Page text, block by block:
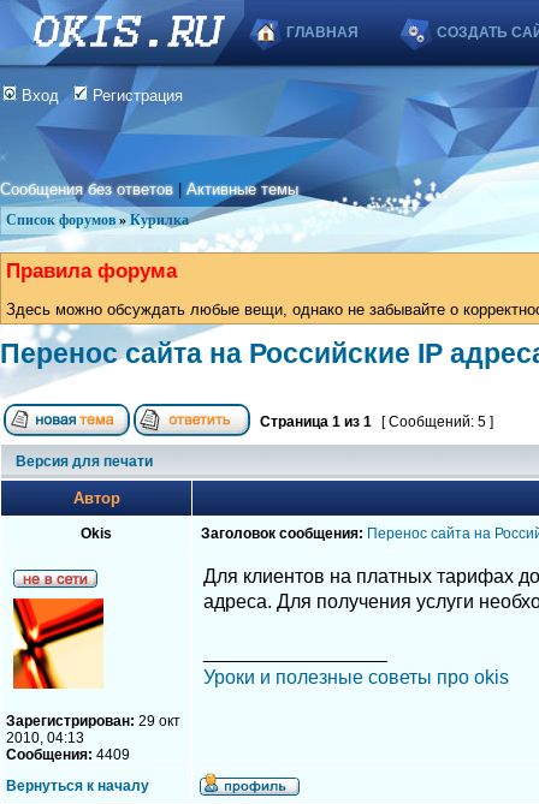
ГЛАВНАЯ СОЗДАТЬ
Вход Регистрация
Сообщения без ответов |Активные темы
Список форумов » Курилка
Правила форума
Здесь можно обсуждать любые вещи, однако не забывайте о
Перенос сайта на Российские IP
Страница 1 из 1 [ Сообщений: 5 ]
Версия для печати
Автор
Okis Заголовок сообщения: Перенос сайта на
Зарегистрирован: 29 окт
2010, 04:13
Сообщения: 4409
Для клиентов на платных тарифах
адреса. Для получения услуги
Уроки и полезные советы про okis
Вернуться к началу